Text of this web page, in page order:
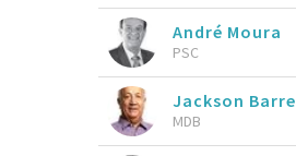
André Moura
PSC
Jackson
MDB